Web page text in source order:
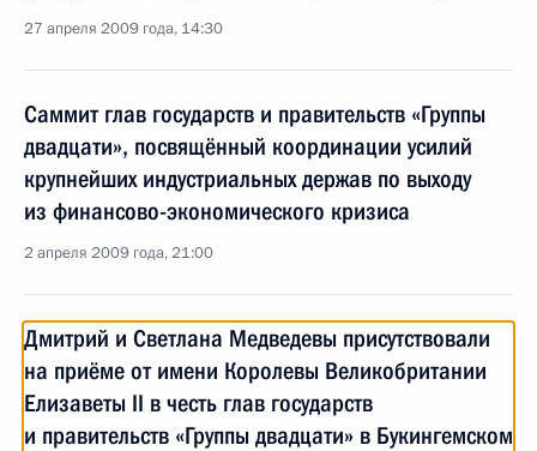
27 апреля 2009 года, 14:30
Саммит глав государств и правительств «Группы
двадцати», посвящённый координации усилий
крупнейших индустриальных держав по выходу
из финансово-экономического кризиса
2 апреля 2009 года, 21:00
Дмитрий и Светлана Медведевы присутствовали
на приёме от имени Королевы Великобритании
Елизаветы II в честь глав государств
и правительств «Группы двадцати» в Букингемском